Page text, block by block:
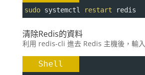
sudo systemctl restart redis
清除Redis的資料
利用 redis-cli 進去 Redis 主機後，輸入
Shell